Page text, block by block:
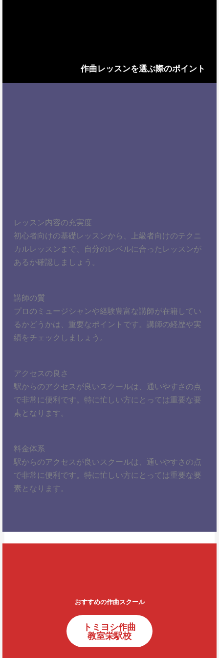
作曲レッスンを選ぶ際のポイント
レッスン内容の充実度
初心者向けの基礎レッスンから、上級者向けのテクニ
カルレッスンまで、自分のレベルに合ったレッスンが
あるか確認しましょう。
講師の質
プロのミュージシャンや経験豊富な講師が在籍してい
るかどうかは、重要なポイントです。講師の経歴や実
績をチェックしましょう。
アクセスの良さ
駅からのアクセスが良いスクールは、通いやすさの点
で非常に便利です。特に忙しい方にとっては重要な要
素となります。
料金体系
駅からのアクセスが良いスクールは、通いやすさの点
で非常に便利です。特に忙しい方にとっては重要な要
素となります。
おすすめの作曲スクール
トミヨシ作曲
教室栄駅校